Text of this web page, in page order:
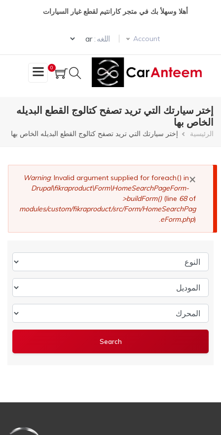
أهلا وسهلأ بك في متجر كارانتيم لقطع غيار السيارات
Account اللغه :
Select your language
0
إختر سيارتك التي تريد تصفح كتالوج القطع البديله
الخاص بها
مسار
الرئيسية إختر سيارتك التي تريد تصفح كتالوج القطع البديله الخاص بها
×
رسالة
الخطأ
Warning: Invalid argument supplied for foreach() in
Drupal\fikraproduct\Form\HomeSearchPageForm-
>buildForm()(line 68of
modules/custom/fikraproduct/src/Form/HomeSearchPag
eForm.php).
النوع
الموديل
المحرك